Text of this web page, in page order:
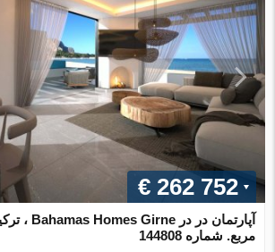
€ 262 752
مربع. شماره 144808